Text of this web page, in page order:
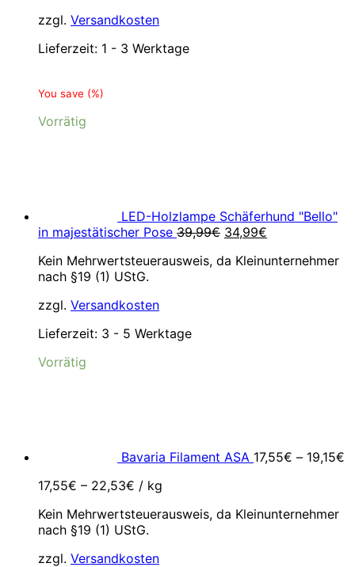
zzgl. Versandkosten
Lieferzeit: 1 - 3 Werktage
You save (%)
Vorrätig
LED-Holzlampe Schäferhund "Bello"
in majestätischer Pose 39,99€ Ursprünglicher
war:
34,99€
ist:
Kein Mehrwertsteuerausweis, da Kleinunternehmer
nach §19 (1) UStG.
zzgl. Versandkosten
Lieferzeit: 3 - 5 Werktage
Vorrätig
Bavaria Filament ASA 17,55€ – 19,15€
17,55€ – 22,53€ / kg
Kein Mehrwertsteuerausweis, da Kleinunternehmer
nach §19 (1) UStG.
zzgl. Versandkosten